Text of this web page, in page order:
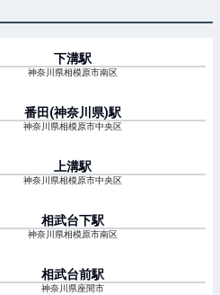
下溝駅
神奈川県相模原市南区
番田(神奈川県)駅
神奈川県相模原市中央区
上溝駅
神奈川県相模原市中央区
相武台下駅
神奈川県相模原市南区
相武台前駅
神奈川県座間市